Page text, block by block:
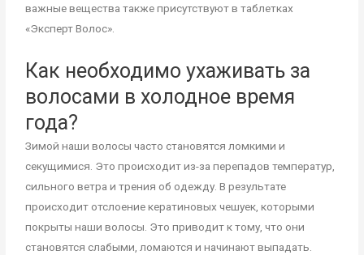
важные вещества также присутствуют в таблетках
«Эксперт Волос».
Как необходимо ухаживать за
волосами в холодное время
года?
Зимой наши волосы часто становятся ломкими и
секущимися. Это происходит из-за перепадов температур,
сильного ветра и трения об одежду. В результате
происходит отслоение кератиновых чешуек, которыми
покрыты наши волосы. Это приводит к тому, что они
становятся слабыми, ломаются и начинают выпадать.